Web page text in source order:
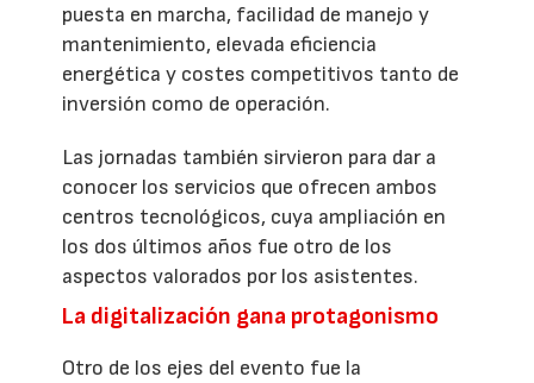
puesta en marcha, facilidad de manejo y
mantenimiento, elevada eficiencia
energética y costes competitivos tanto de
inversión como de operación.
Las jornadas también sirvieron para dar a
conocer los servicios que ofrecen ambos
centros tecnológicos, cuya ampliación en
los dos últimos años fue otro de los
aspectos valorados por los asistentes.
La digitalización gana protagonismo
Otro de los ejes del evento fue la